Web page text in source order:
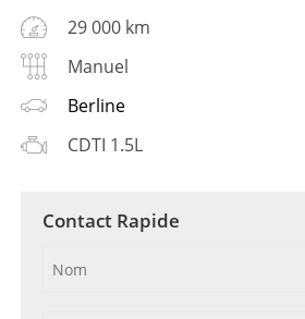
29 000 km
Manuel
Berline
CDTI 1.5L
Contact Rapide